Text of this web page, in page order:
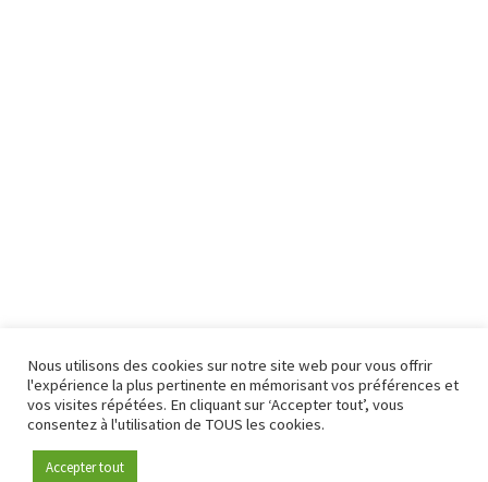
Devenez membre
Nous utilisons des cookies sur notre site web pour vous offrir
l'expérience la plus pertinente en mémorisant vos préférences et
vos visites répétées. En cliquant sur ‘Accepter tout’, vous
consentez à l'utilisation de TOUS les cookies.
Accepter tout